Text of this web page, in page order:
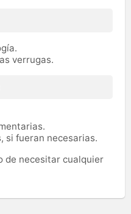
verrugas.
si fueran necesarias.
de necesitar cualquier